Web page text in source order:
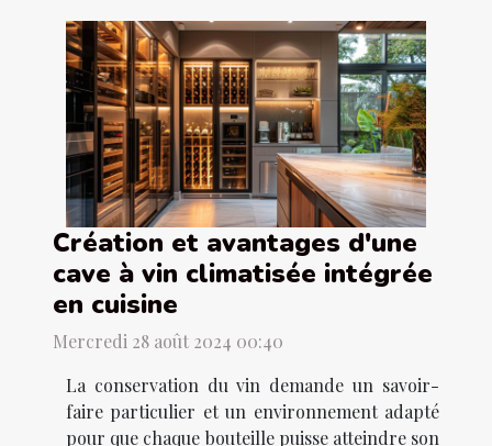
Création et avantages d'une
cave à vin climatisée intégrée
en cuisine
Mercredi 28 août 2024 00:40
La conservation du vin demande un savoir-
faire particulier et un environnement adapté
pour que chaque bouteille puisse atteindre son